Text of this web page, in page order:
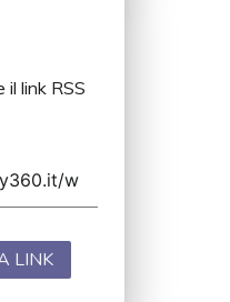
il link RSS
LINK